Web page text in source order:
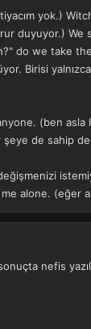
yok.)
duyuyor.)
do we take
Birisi
(ben asla
şeye de sahip
alone. (eğer
nefis